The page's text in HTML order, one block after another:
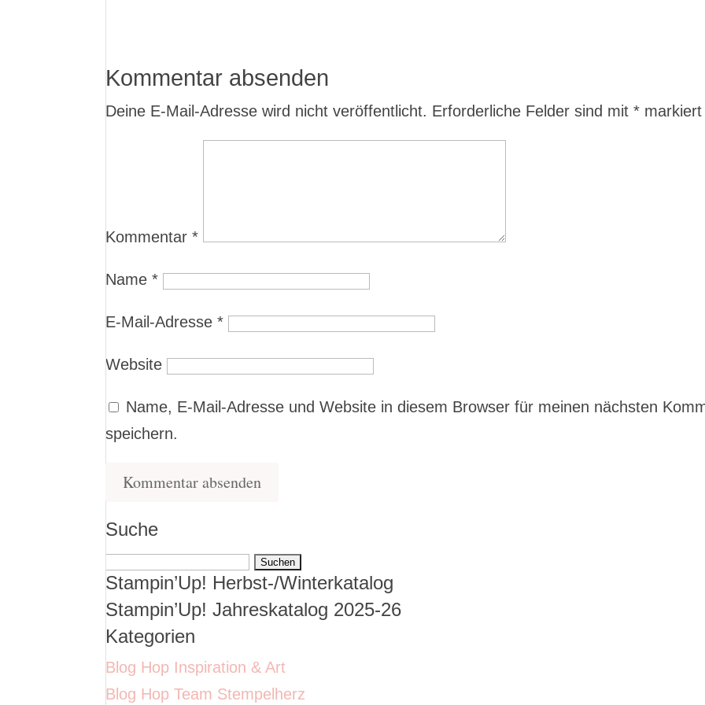
Kommentar absenden
Deine E-Mail-Adresse wird nicht veröffentlicht. Erforderliche Felder sind mit* markiert
Kommentar*
Name*
E-Mail-Adresse*
Website
Name, E-Mail-Adresse und Website in diesem Browser für meinen nächsten
speichern.
Suche
Suchen
nach:
Stampin’Up! Herbst-/Winterkatalog
Stampin’Up! Jahreskatalog 2025-26
Kategorien
Blog Hop Inspiration & Art
Blog Hop Team Stempelherz